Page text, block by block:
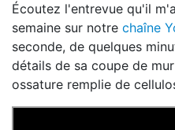
Écoutez l'entrevue qu'il
semaine sur notre chaîne
seconde, de quelques
détails de sa coupe de
ossature remplie de